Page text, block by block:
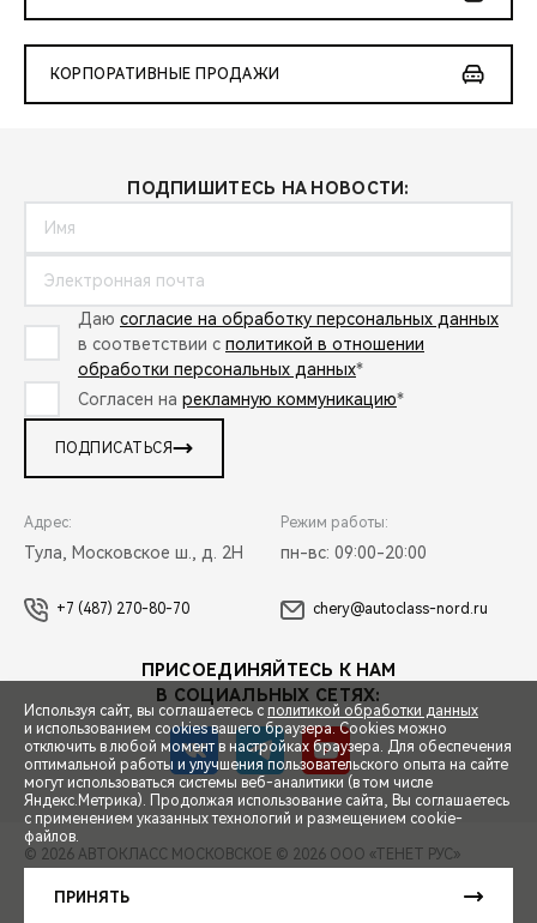
СПЕЦПРЕДЛОЖЕНИЯ
ЗАПИСЬ НА ТЕСТ-ДРАЙВ
КОРПОРАТИВНЫЕ ПРОДАЖИ
ПОДПИШИТЕСЬ НА НОВОСТИ:
Даю согласие на обработку персональных данных
в соответствии с политикой в отношении
обработки персональных данных*
Согласен на рекламную коммуникацию*
ПОДПИСАТЬСЯ
Адрес:
Тула, Московское ш., д. 2Н
Режим работы:
пн-вс: 09:00-20:00
+7 (487) 270-80-70 chery@autoclass-nord.ru
ПРИСОЕДИНЯЙТЕСЬ К НАМ
В СОЦИАЛЬНЫХ СЕТЯХ:
© 2026 АВТОКЛАСС МОСКОВСКОЕ © 2026 ООО «ТЕНЕТ РУС»
Сделано в ПЕРКС
Используя сайт, вы соглашаетесь с политикой обработки данных
и использованием cookies вашего браузера. Cookies можно
отключить в любой момент в настройках браузера. Для обеспечения
оптимальной работы и улучшения пользовательского опыта на сайте
могут использоваться системы веб-аналитики (в том числе
Яндекс.Метрика). Продолжая использование сайта, Вы соглашаетесь
с применением указанных технологий и размещением cookie-
файлов.
ПРИНЯТЬ